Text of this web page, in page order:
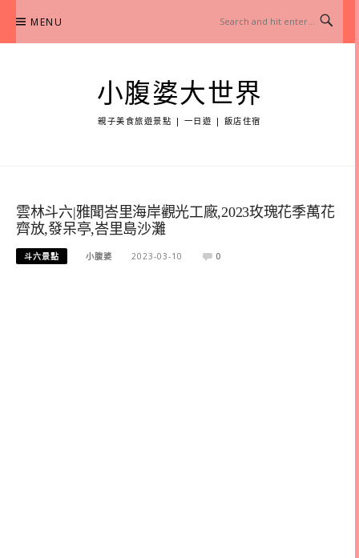
content
MENU
小腹婆大世界
親子美食旅遊景點 | 一日遊 | 飯店住宿
雲林斗六|雅聞峇里海岸觀光工廠,2023玫瑰花季萬花
齊放,發呆亭,峇里島沙灘
斗六景點 小腹婆 2023-03-10 0